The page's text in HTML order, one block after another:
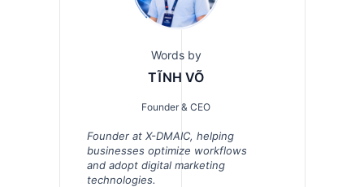
Words by
TĨNH VÕ
Founder & CEO
Founder at X-DMAIC, helping
businesses optimize workflows
and adopt digital marketing
technologies.